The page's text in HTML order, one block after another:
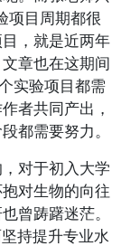
项目周期都很
，就是近两年
章也在这期间
实验项目都需
者共同产出，
都需要努力。
对于初入大学
对生物的向往
曾踌躇迷茫。
持提升专业水